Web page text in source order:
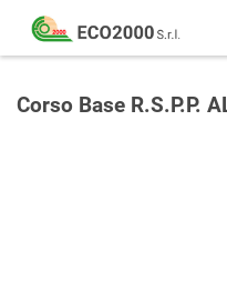
Eco
2000
Formazione
consulenza
Corso Base R.S.P.P.